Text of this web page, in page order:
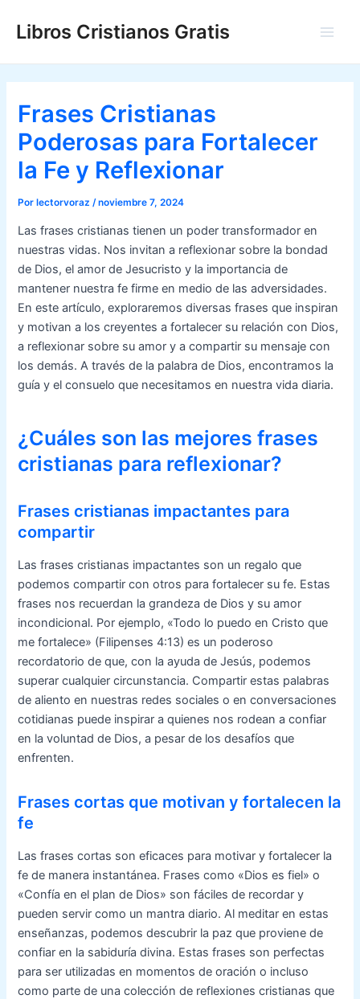
Libros Cristianos Gratis
Frases Cristianas
Poderosas para Fortalecer
la Fe y Reflexionar
Porlectorvoraz /noviembre 7, 2024
Las frases cristianas tienen un poder transformador en
nuestras vidas. Nos invitan a reflexionar sobre la bondad
de Dios, el amor de Jesucristo y la importancia de
mantener nuestra fe firme en medio de las adversidades.
En este artículo, exploraremos diversas frases que inspiran
y motivan a los creyentes a fortalecer su relación con Dios,
a reflexionar sobre su amor y a compartir su mensaje con
los demás. A través de la palabra de Dios, encontramos la
guía y el consuelo que necesitamos en nuestra vida diaria.
¿Cuáles son las mejores frases
cristianas para reflexionar?
Frases cristianas impactantes para
compartir
Las frases cristianas impactantes son un regalo que
podemos compartir con otros para fortalecer su fe. Estas
frases nos recuerdan la grandeza de Dios y su amor
incondicional. Por ejemplo, «Todo lo puedo en Cristo que
me fortalece» (Filipenses 4:13) es un poderoso
recordatorio de que, con la ayuda de Jesús, podemos
superar cualquier circunstancia. Compartir estas palabras
de aliento en nuestras redes sociales o en conversaciones
cotidianas puede inspirar a quienes nos rodean a confiar
en la voluntad de Dios, a pesar de los desafíos que
enfrenten.
Frases cortas que motivan y fortalecen la
fe
Las frases cortas son eficaces para motivar y fortalecer la
fe de manera instantánea. Frases como «Dios es fiel» o
«Confía en el plan de Dios» son fáciles de recordar y
pueden servir como un mantra diario. Al meditar en estas
enseñanzas, podemos descubrir la paz que proviene de
confiar en la sabiduría divina. Estas frases son perfectas
para ser utilizadas en momentos de oración o incluso
como parte de una colección de reflexiones cristianas que